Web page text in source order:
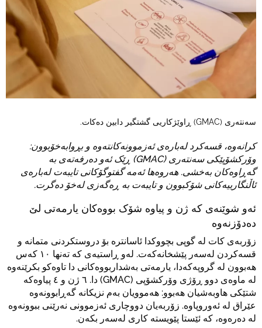
سەنتەری (GMAC) ڕاوێژکاریی گشتگیر دابین دەکات.
کرانەوە، قسەکرد لەبارەی ئەزموونەکانتەوە و بڕوابەخۆبوون:
وۆرکشۆپێکی سەنتەری (GMAC) ڕێک ئەو دەرفەتەی بە
گەڕاوەکان بەخشی. هەروەها ئەمە گفتوگۆکانی تایبەت لەبارەی
ئاڵنگارییەکانی شۆکبوون و تایبەت بە ڕەگەزی لەخۆ دەگرت.
ئەو شوێنەی کە ژن و پیاوە شۆک بووەکان یارمەتی لێ
دەدۆزنەوە
زۆربەی کات لە گوپی بچووکدا ئاسانترە بۆ دروستکردنی متمانە و
قسەکردن لەسەر پێشخانەکەت. لەو ڕاستیەی کە تەنها ١٠ کەس
هەبوون لە گروپەکەدا، یارمەتی بەشداربووەکانی دا تاوەکو بکرێنەوە
لە ماوەی دوو ڕۆژی وۆرکشۆپی (GMAC) دا. ٦ ژن و ٤ پیاوەکە
شتێکی هاوبەشیان هەبوو: هەموویان بەم نزیکانە گەڕابوونەوە
عێراق لە ئەوروپاوە. زۆربەیان دووچاری ئەزموونی نەرێنی ببوونەوە
لە دەرەوە، کە ئێستا پێویستە کاری لەسەر بکەن.